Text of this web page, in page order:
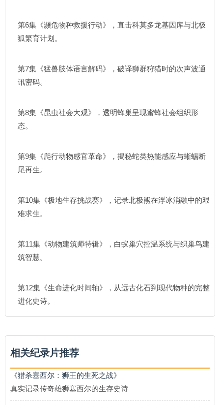
第6集《濒危物种救援行动》，直击科莫多龙基因库与北极
狐繁育计划。
第7集《猛兽肢体语言解码》，破译狮群狩猎时的次声波通
讯密码。
第8集《昆虫社会大观》，透明蜂巢呈现蜜蜂社会组织形
态。
第9集《爬行动物感官革命》，揭秘蛇类热能感应与蜥蜴断
尾再生。
第10集《极地生存挑战赛》，记录北极熊在浮冰消融中的艰
难求生。
第11集《动物建筑师特辑》，白蚁巢穴控温系统与织巢鸟建
筑智慧。
第12集《生命进化时间轴》，从远古化石到现代物种的完整
进化史诗。
相关纪录片推荐
《猎杀塞西尔：狮王的生死之战》
真实记录传奇雄狮塞西尔的生存史诗